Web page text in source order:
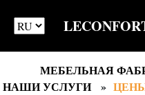
МЕБЕЛЬНАЯ
НАШИ УСЛУГИ